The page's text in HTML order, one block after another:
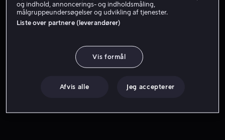
og indhold, annoncerings- og indholdsmåling,
målgruppeundersøgelser og udvikling af tjenester.
Liste over partnere (leverandører)
Vis formål
Afvis alle Jeg accepterer